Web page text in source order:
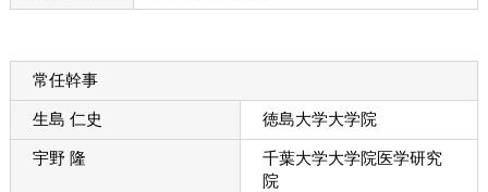
常任幹事
生島 仁史 徳島大学大学院
宇野 隆
千葉大学大学院医学研究
院